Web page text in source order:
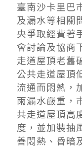
臺南沙卡里巴
及漏水等相關
央爭取經費著
會討論及協商
走道屋頂老舊
公共走道屋頂
流通而悶熱，
雨漏水嚴重，
共走道屋頂高
度，並加裝抽
善悶熱、昏暗